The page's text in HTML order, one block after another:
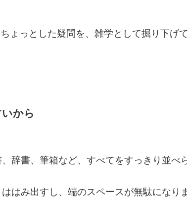
ょっとした疑問を、雑学として掘り下げ
から
辞書、筆箱など、すべてをすっきり並べ
はみ出すし、端のスペースが無駄になり